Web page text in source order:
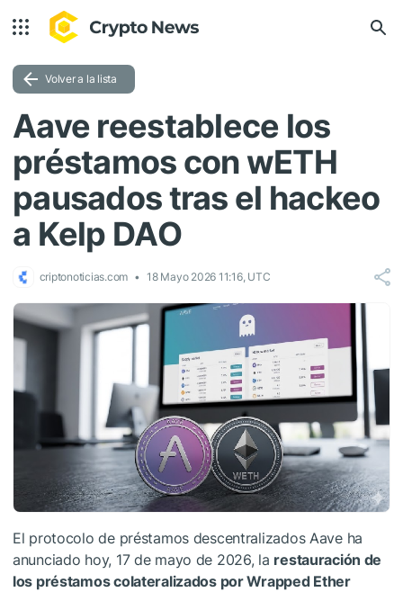
Volver a la lista
Aave reestablece los
préstamos con wETH
pausados tras el hackeo
a Kelp DAO
criptonoticias.com 18 Mayo 2026 11:16, UTC
El protocolo de préstamos descentralizados Aave ha
anunciado hoy, 17 de mayo de 2026, la restauración de
los préstamos colateralizados por Wrapped Ether